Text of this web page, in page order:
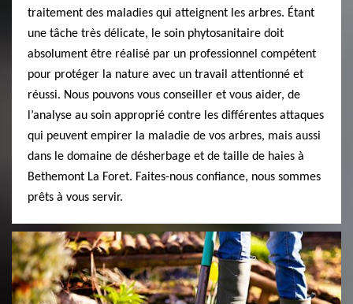
traitement des maladies qui atteignent les arbres. Étant
une tâche très délicate, le soin phytosanitaire doit
absolument être réalisé par un professionnel compétent
pour protéger la nature avec un travail attentionné et
réussi. Nous pouvons vous conseiller et vous aider, de
l’analyse au soin approprié contre les différentes attaques
qui peuvent empirer la maladie de vos arbres, mais aussi
dans le domaine de désherbage et de taille de haies à
Bethemont La Foret. Faites-nous confiance, nous sommes
prêts à vous servir.